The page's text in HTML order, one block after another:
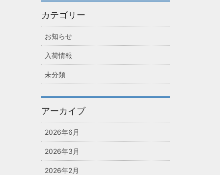
カテゴリー
お知らせ
入荷情報
未分類
アーカイブ
2026年6月
2026年3月
2026年2月